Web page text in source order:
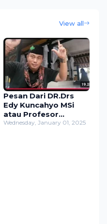
View all
Pesan Dari DR.Drs
Edy Kuncahyo MSi
atau Profesor
Kuburan Tahun 2025
Wednesday, January 01, 2025